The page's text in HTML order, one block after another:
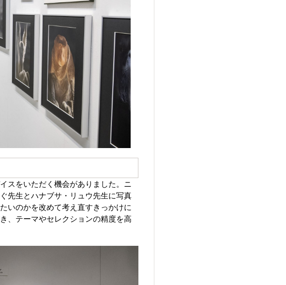
スをいただく機会がありました。ニ
先生とハナブサ・リュウ先生に写真
いのかを改めて考え直すきっかけに
、テーマやセレクションの精度を高